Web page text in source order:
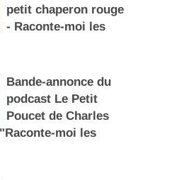
petit chaperon rouge
- Raconte-moi les
Bande-annonce du
podcast Le Petit
Poucet de Charles
moi les